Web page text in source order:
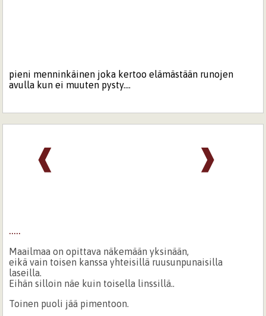
pieni menninkäinen joka kertoo elämästään runojen
avulla kun ei muuten pysty....
❱
❰
.....
Maailmaa on opittava näkemään yksinään,
eikä vain toisen kanssa yhteisillä ruusunpunaisilla
laseilla.
Eihän silloin näe kuin toisella linssillä..
Toinen puoli jää pimentoon.